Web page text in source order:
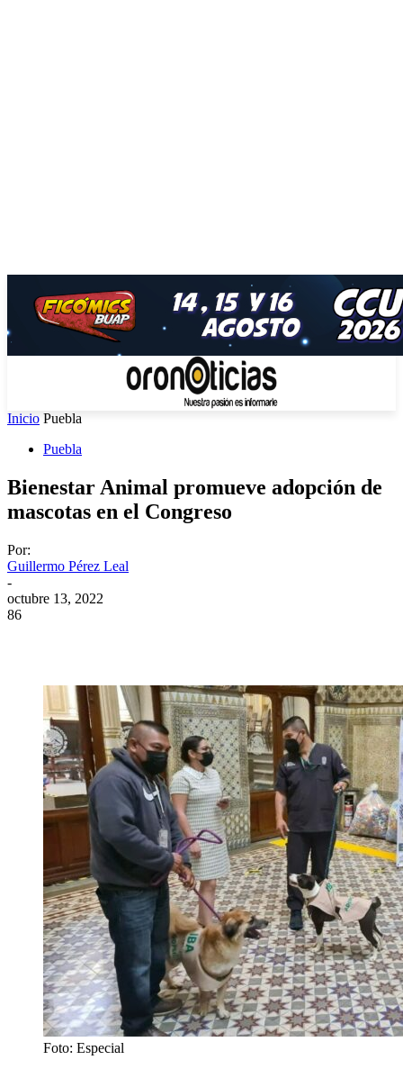
Inicio Puebla
Puebla
Bienestar Animal promueve adopción de
mascotas en el Congreso
Por:
Guillermo Pérez Leal
-
octubre 13, 2022
86
Foto: Especial